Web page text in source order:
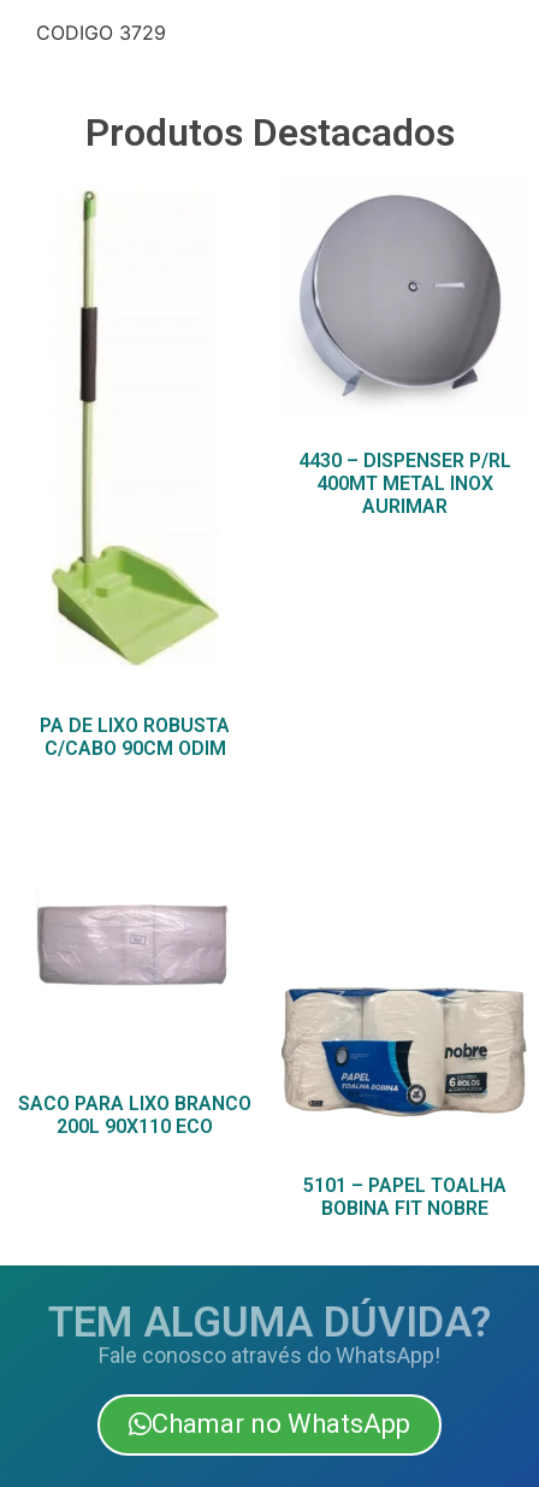
CODIGO 3729
Produtos Destacados
PA DE LIXO ROBUSTA
C/CABO 90CM ODIM
4430 – DISPENSER P/RL
400MT METAL INOX
AURIMAR
SACO PARA LIXO BRANCO
200L 90X110 ECO
5101 – PAPEL TOALHA
BOBINA FIT NOBRE
TEM ALGUMA DÚVIDA?
Fale conosco através do WhatsApp!
Chamar no WhatsApp